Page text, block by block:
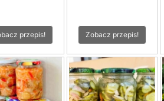
przepis! Zobacz przepis!